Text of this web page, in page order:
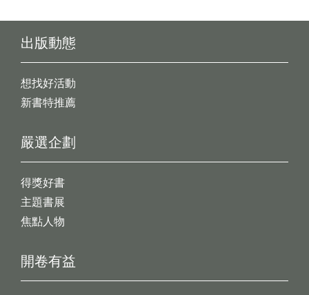
出版動態
想找好活動
新書特推薦
開卷有益
嚴選企劃
得獎好書
主題書展
焦點人物